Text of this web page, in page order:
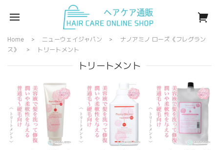
Home ニューウェイジャパン
ナノアミノ ローズ《フレグラン
ス》
トリートメント
トリートメント